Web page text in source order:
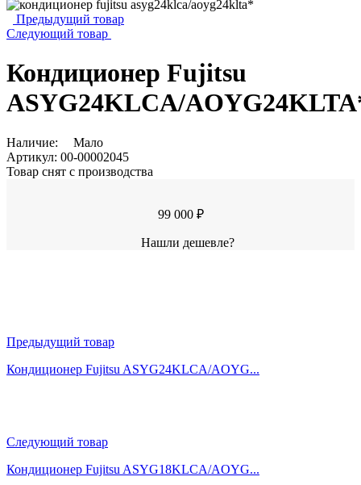
Предыдущий товар
Следующий товар
Кондиционер Fujitsu
ASYG24KLCA/
Наличие:
Мало
Артикул: 00-00002045
Товар снят с производства
99 000 ₽
Нашли дешевле?
Предыдущий товар
Кондиционер Fujitsu ASYG24KLCA/AOYG...
Следующий товар
Кондиционер Fujitsu ASYG18KLCA/AOYG...